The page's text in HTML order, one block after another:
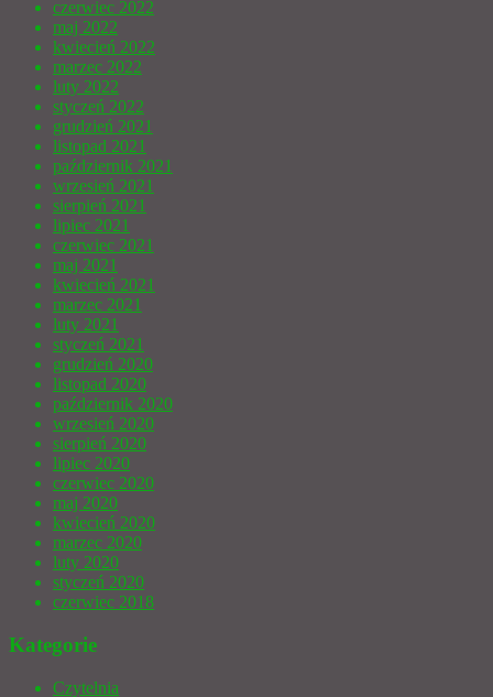
czerwiec 2022
maj 2022
kwiecień 2022
marzec 2022
luty 2022
styczeń 2022
grudzień 2021
listopad 2021
październik 2021
wrzesień 2021
sierpień 2021
lipiec 2021
czerwiec 2021
maj 2021
kwiecień 2021
marzec 2021
luty 2021
styczeń 2021
grudzień 2020
listopad 2020
październik 2020
wrzesień 2020
sierpień 2020
lipiec 2020
czerwiec 2020
maj 2020
kwiecień 2020
marzec 2020
luty 2020
styczeń 2020
czerwiec 2018
Kategorie
Czytelnia